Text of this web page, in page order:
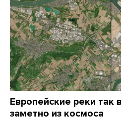
Европейские реки так
заметно из космоса